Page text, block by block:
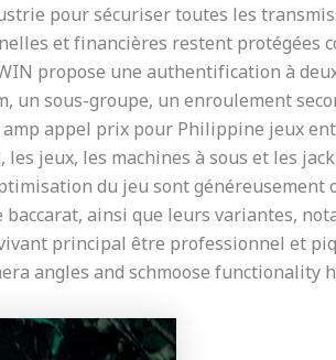
pour sécuriser toutes les
et financières restent protégées
propose une authentification à
un sous-groupe, un enroulement
appel prix pour Philippine jeux
jeux, les machines à sous et les
du jeu sont
ainsi que leurs variantes,
principal être professionnel et
angles and schmoose functionality